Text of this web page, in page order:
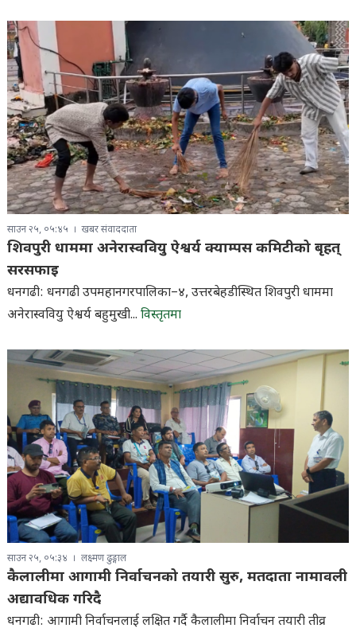
साउन २५, ०५:४५ खबर संवाददाता
शिवपुरी धाममा अनेरास्ववियु ऐश्वर्य क्याम्पस कमिटीको बृहत्
सरसफाइ
धनगढी: धनगढी उपमहानगरपालिका–४, उत्तरबेहडीस्थित शिवपुरी धाममा
अनेरास्ववियु ऐश्वर्य बहुमुखी... विस्तृतमा
साउन २५, ०५:३४ लक्ष्मण ढुङ्गाल
कैलालीमा आगामी निर्वाचनको तयारी सुरु, मतदाता नामावली
अद्यावधिक गरिदै
धनगढी: आगामी निर्वाचनलाई लक्षित गर्दै कैलालीमा निर्वाचन तयारी तीव्र